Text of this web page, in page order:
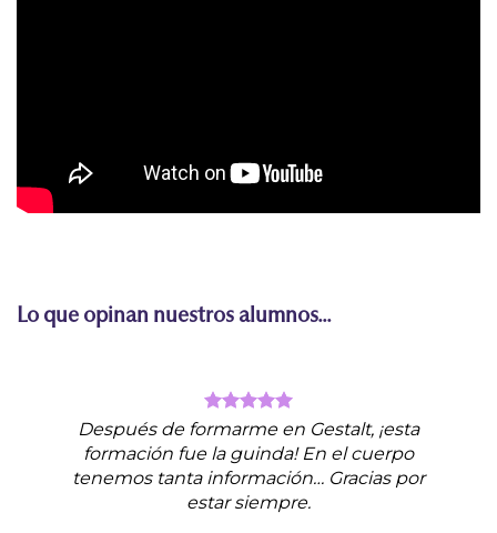
Lo que opinan nuestros alumnos...
Después de formarme en Gestalt, ¡esta
formación fue la guinda! En el cuerpo
tenemos tanta información… Gracias por
estar siempre.